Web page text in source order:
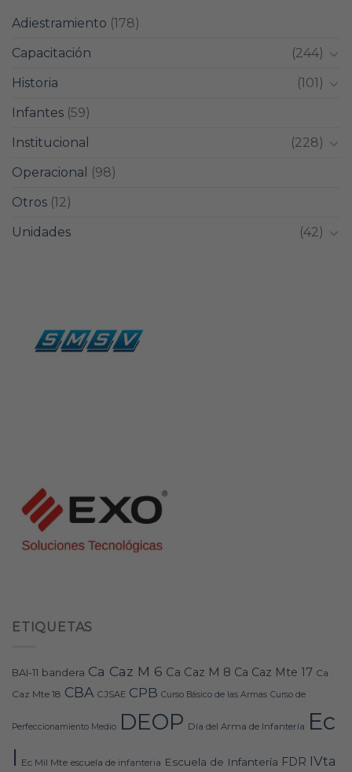
Adiestramiento (178)
Capacitación
(244)
Historia
(101)
Infantes (59)
Institucional
(228)
Operacional
(98)
Otros (12)
Unidades
(42)
ETIQUETAS
BAI-11 bandera Ca Caz M 6 Ca Caz M 8 Ca Caz Mte 17 Ca
Caz Mte 18 CBA CJSAE CPB Curso Básico de las Armas Curso de
Perfeccionamiento Medio DEOP Día del Arma de Infantería Ec
I Ec Mil Mte escuela de infanteria Escuela de Infantería FDR IVta